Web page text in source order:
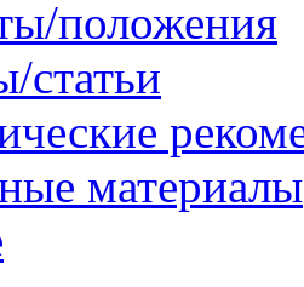
положения
статьи
материалы